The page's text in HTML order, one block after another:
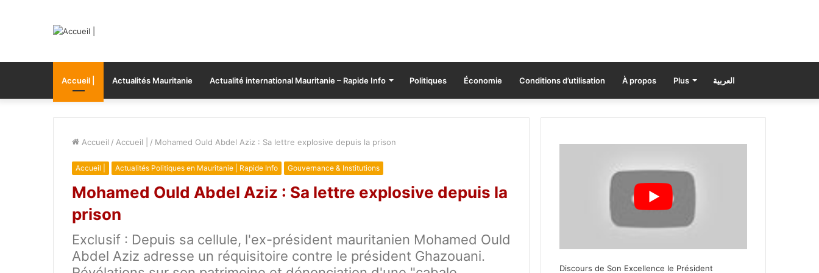
Accueil | Actualités Mauritanie Actualité international Mauritanie – Rapide Info Politiques Économie Conditions d’utilisation À propos Plus العربية
Accueil / Accueil | / Mohamed Ould Abdel Aziz : Sa lettre explosive depuis la prison
Accueil | Actualités Politiques en Mauritanie | Rapide Info Gouvernance & Institutions
Mohamed Ould Abdel Aziz : Sa lettre explosive depuis la
prison
Exclusif : Depuis sa cellule, l'ex-président mauritanien Mohamed Ould
Abdel Aziz adresse un réquisitoire contre le président Ghazouani.
Discours de Son Excellence le Président